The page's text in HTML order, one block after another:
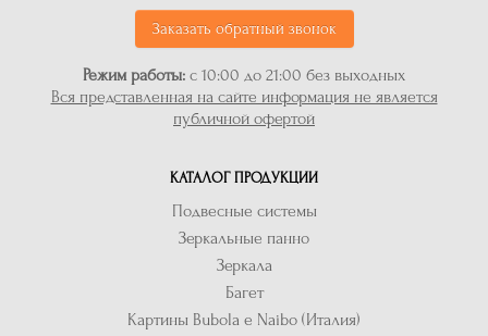
Заказать обратный звонок
Режим работы: с 10:00 до 21:00 без выходных
Вся представленная на сайте информация не является
публичной офертой
КАТАЛОГ ПРОДУКЦИИ
Подвесные системы
Зеркальные панно
Зеркала
Багет
Картины Bubola e Naibo (Италия)